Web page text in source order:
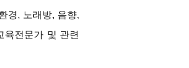
경, 노래방, 음향,
육전문가 및 관련